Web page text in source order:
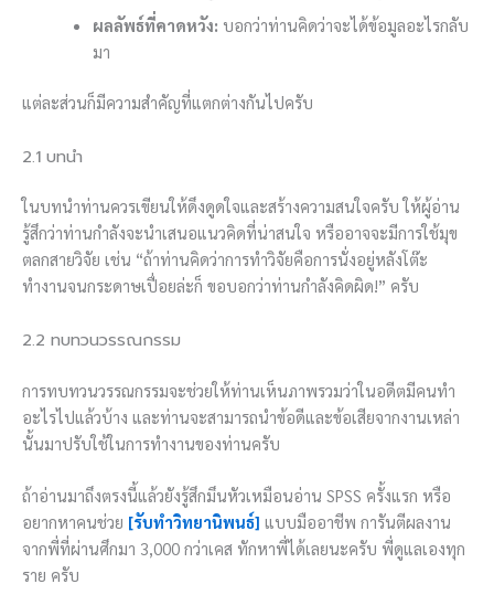
ผลลัพธ์ที่คาดหวัง: บอกว่าท่านคิดว่าจะได้ข้อมูลอะไรกลับ
มา
แต่ละส่วนก็มีความสำคัญที่แตกต่างกันไปครับ
2.1 บทนำ
ในบทนำท่านควรเขียนให้ดึงดูดใจและสร้างความสนใจครับ ให้ผู้อ่าน
รู้สึกว่าท่านกำลังจะนำเสนอแนวคิดที่น่าสนใจ หรืออาจจะมีการใช้มุข
ตลกสายวิจัย เช่น “ถ้าท่านคิดว่าการทำวิจัยคือการนั่งอยู่หลังโต๊ะ
ทำงานจนกระดาษเปื่อยล่ะก็ ขอบอกว่าท่านกำลังคิดผิด!” ครับ
2.2 ทบทวนวรรณกรรม
การทบทวนวรรณกรรมจะช่วยให้ท่านเห็นภาพรวมว่าในอดีตมีคนทำ
อะไรไปแล้วบ้าง และท่านจะสามารถนำข้อดีและข้อเสียจากงานเหล่า
นั้นมาปรับใช้ในการทำงานของท่านครับ
ถ้าอ่านมาถึงตรงนี้แล้วยังรู้สึกมึนหัวเหมือนอ่าน SPSS ครั้งแรก หรือ
อยากหาคนช่วย [รับทำวิทยานิพนธ์] แบบมืออาชีพ การันตีผลงาน
จากพี่ที่ผ่านศึกมา 3,000 กว่าเคส ทักหาพี่ได้เลยนะครับ พี่ดูแลเองทุก
ราย ครับ